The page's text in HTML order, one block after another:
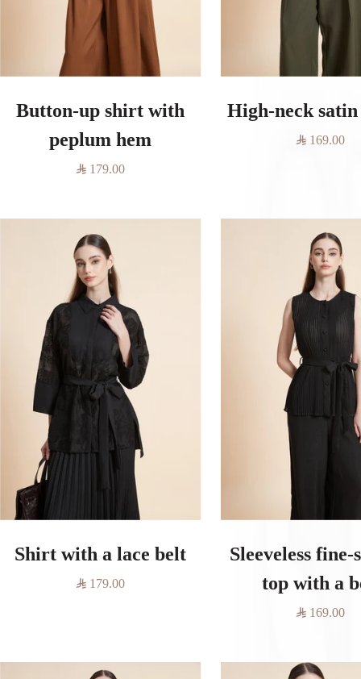
High-neck satin
السعر
169.00
Button-up shirt with
peplum hem
السعر
179.00
Sleeveless fine-
top with a
السعر
169.00
Shirt with a lace belt
السعر
179.00